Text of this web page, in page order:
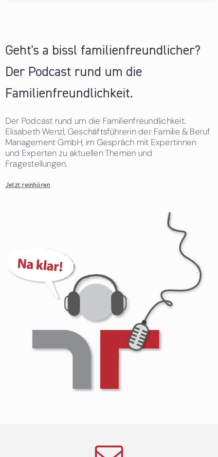
Geht's a bissl familienfreundlicher?
Der Podcast rund um die
Familienfreundlichkeit.
Der Podcast rund um die Familienfreundlichkeit.
Elisabeth Wenzl, Geschäftsführerin der Familie & Beruf
Management GmbH, im Gespräch mit Expertinnen
und Experten zu aktuellen Themen und
Fragestellungen.
Jetzt reinhören